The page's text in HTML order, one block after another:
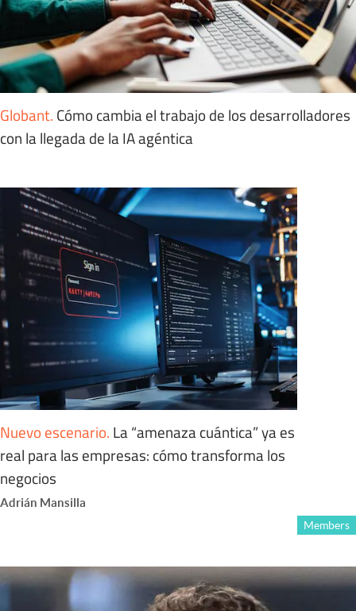
Globant. Cómo cambia el trabajo de los desarrolladores
con la llegada de la IA agéntica
Nuevo escenario. La “amenaza cuántica” ya es
real para las empresas: cómo transforma los
negocios
Adrián Mansilla
Members